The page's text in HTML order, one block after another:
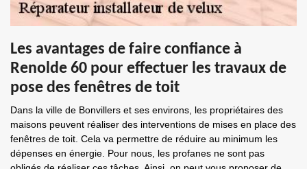
Les avantages de faire confiance à
Renolde 60 pour effectuer les travaux de
pose des fenêtres de toit
Dans la ville de Bonvillers et ses environs, les propriétaires des
maisons peuvent réaliser des interventions de mises en place des
fenêtres de toit. Cela va permettre de réduire au minimum les
dépenses en énergie. Pour nous, les profanes ne sont pas